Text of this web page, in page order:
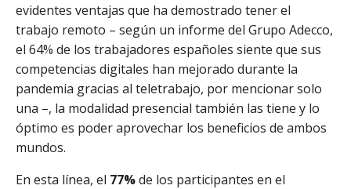
evidentes ventajas que ha demostrado tener el
trabajo remoto – según un informe del Grupo Adecco,
el 64% de los trabajadores españoles siente que sus
competencias digitales han mejorado durante la
pandemia gracias al teletrabajo, por mencionar solo
una –, la modalidad presencial también las tiene y lo
óptimo es poder aprovechar los beneficios de ambos
mundos.
En esta línea, el 77%de los participantes en el